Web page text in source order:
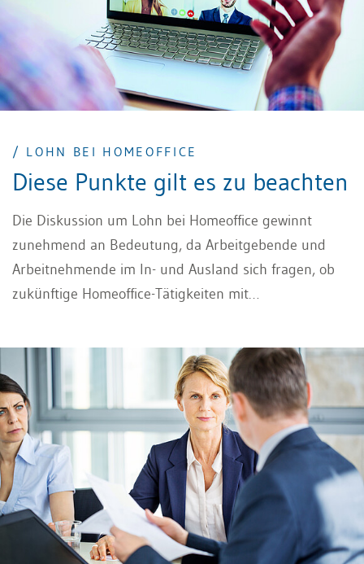
/ LOHN BEI HOMEOFFICE
Diese Punkte gilt es zu beachten
Die Diskussion um Lohn bei Homeoffice gewinnt
zunehmend an Bedeutung, da Arbeitgebende und
Arbeitnehmende im In- und Ausland sich fragen, ob
zukünftige Homeoffice-Tätigkeiten mit
solche Massnahmen bereits um oder prüfen deren
Einführung. In diesem Beitrag wird analysiert, ob
Arbeitnehmende in der Schweiz Lohn bei Homeoffice-
Kürzungen im Rahmen eines privatrechtlichen
Arbeitsverhältnisses akzeptieren müssten.